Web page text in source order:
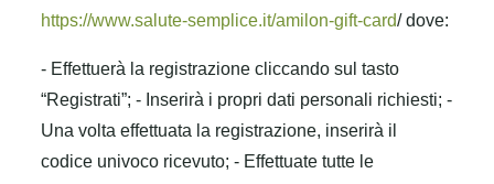
https://www.salute-semplice.it/amilon-gift-card/ dove:
- Effettuerà la registrazione cliccando sul tasto
“Registrati”; - Inserirà i propri dati personali richiesti; -
Una volta effettuata la registrazione, inserirà il
codice univoco ricevuto; - Effettuate tutte le